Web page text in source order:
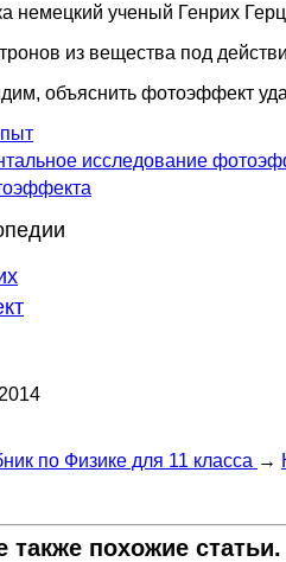
немецкий ученый Генрих
из вещества под
объяснить фотоэффект
исследование
2014
по Физике для 11 класса →
также похожие статьи.